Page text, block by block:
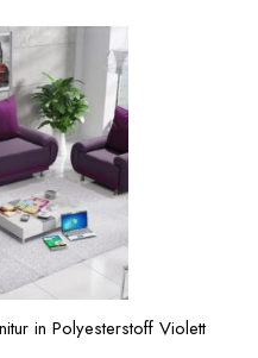
in Polyesterstoff Violett